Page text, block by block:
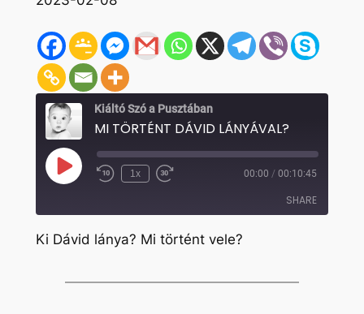
Kiáltó Szó a Pusztában
MI TÖRTÉNT DÁVID LÁNYÁVAL?
Play
Episode Rewind
1x
Fast
seconds
00:00 / 00:10:45
SHARE
SHARE
LINK
Ki Dávid lánya? Mi történt vele?